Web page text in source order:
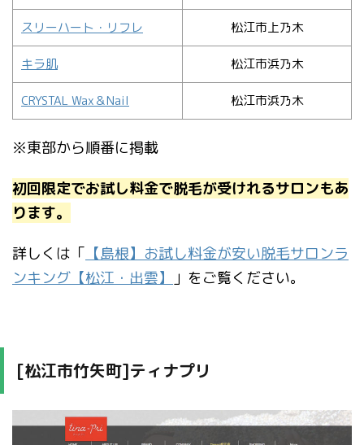
スリーハート・リフレ 松江市上乃木
キラ肌 松江市浜乃木
CRYSTAL Wax＆Nail 松江市浜乃木
※東部から順番に掲載
初回限定でお試し料金で脱毛が受けれるサロンもあ
ります。
詳しくは「 【島根】お試し料金が安い脱毛サロンラ
ンキング【松江・出雲】
」をご覧ください。
[松江市竹矢町]ティナプリ